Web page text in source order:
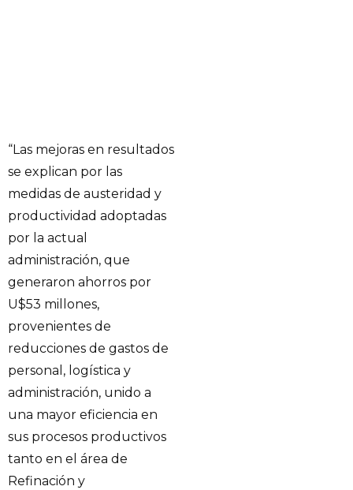
“Las mejoras en resultados
se explican por las
medidas de austeridad y
productividad adoptadas
por la actual
administración, que
generaron ahorros por
U$53 millones,
provenientes de
reducciones de gastos de
personal, logística y
administración, unido a
una mayor eficiencia en
sus procesos productivos
tanto en el área de
Refinación y